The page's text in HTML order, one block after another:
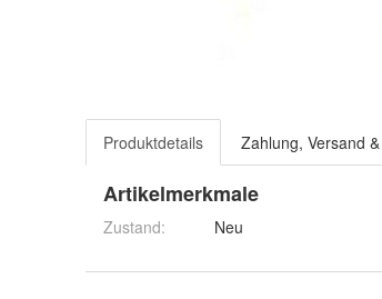
Produktdetails Zahlung, Versand
Artikelmerkmale
Zustand: Neu